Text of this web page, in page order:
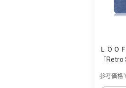
ＬＯＯＦ
「
参考価格